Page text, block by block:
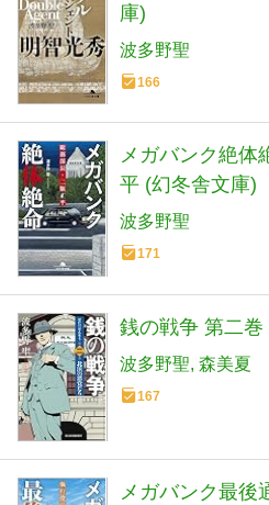
庫)
波多野聖
166
メガバンク絶体
平 (幻冬舎文庫)
波多野聖
171
銭の戦争 第二
波多野聖 森美夏
167
メガバンク最後